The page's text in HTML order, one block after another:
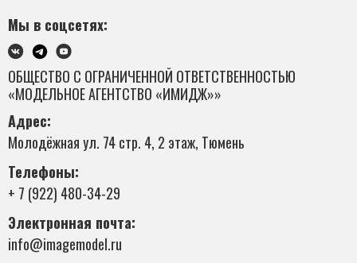
Мы в соцсетях:
ОБЩЕСТВО С ОГРАНИЧЕННОЙ ОТВЕТСТВЕННОСТЬЮ
«МОДЕЛЬНОЕ АГЕНТСТВО «ИМИДЖ»»
Адрес:
Молодёжная ул. 74 стр. 4, 2 этаж, Тюмень
Телефоны:
+ 7 (922) 480-34-29
Электронная почта:
info@imagemodel.ru